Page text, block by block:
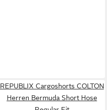
REPUBLIX Cargoshorts COLTON
Herren Bermuda Short Hose